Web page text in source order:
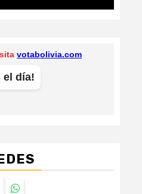
TikTokWhatsapp